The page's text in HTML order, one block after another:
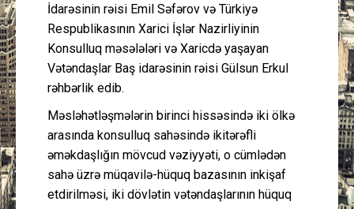
İdarəsinin rəisi Emil Səfərov və Türkiyə
Respublikasının Xarici İşlər Nazirliyinin
Konsulluq məsələləri və Xaricdə yaşayan
Vətəndaşlar Baş idarəsinin rəisi Gülsun Erkul
rəhbərlik edib.
Məsləhətləşmələrin birinci hissəsində iki ölkə
arasında konsulluq sahəsində ikitərəfli
əməkdaşlığın mövcud vəziyyəti, o cümlədən
sahə üzrə müqavilə-hüquq bazasının inkişaf
etdirilməsi, iki dövlətin vətəndaşlarının hüquq